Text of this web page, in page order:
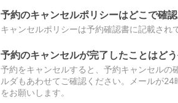
予約のキャンセルポリシーはどこで確
キャンセルポリシーは予約確認書に記載され
予約のキャンセルが完了したことはど
予約をキャンセルすると、予約キャンセルの
ルダもあわせてご確認ください。メールが
をお願いします。